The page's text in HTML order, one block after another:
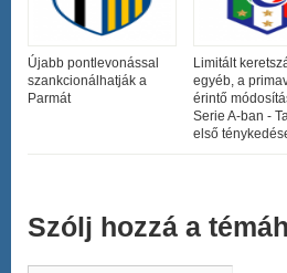
Újabb pontlevonással
szankcionálhatják a
Parmát
Limitált
egyéb, a
érintő
Serie A-ban -
első
Szólj hozzá a